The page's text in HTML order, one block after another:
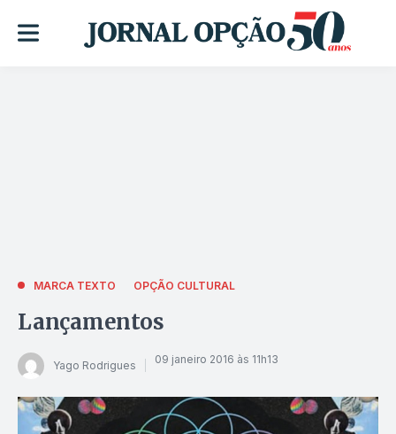
MARCA TEXTO OPÇÃO CULTURAL
Lançamentos
Yago Rodrigues 09 janeiro 2016 às 11h13